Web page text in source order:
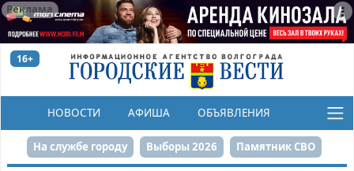
Реклама
16+
НОВОСТИ АФИША ОБЪЯВЛЕНИЯ
КОНКУРСЫ
На службе городу Выборы 2026 Памятник СВО